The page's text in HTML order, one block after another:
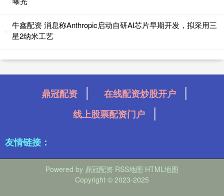
牛鑫配资 消息称Anthropic启动自研AI芯片早期开发，拟采用三
星2纳米工艺
鼎冠配资
在线配资炒股开户
线上股票配资门户
友情链接：
Powered by 鼎冠配资 RSS地图 HTML地图
Copyright © 2023-2025